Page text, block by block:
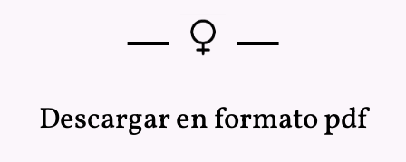
— —
Descargar en formato pdf